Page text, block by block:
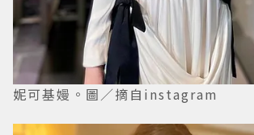
妮可基嫚。圖／摘自instagram